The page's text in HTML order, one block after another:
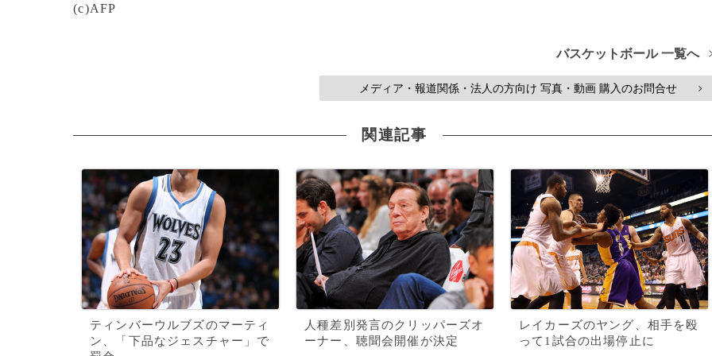
(c)AFP
バスケットボール 一覧へ
メディア・報道関係・法人の方向け 写真・動画 購入のお問合せ >
関連記事
ティンバーウルブズのマーティ
ン、「下品なジェスチャー」で
人種差別発言のクリッパーズオ
ーナー、聴聞会開催が決定
レイカーズのヤング、相手を殴
って1試合の出場停止に